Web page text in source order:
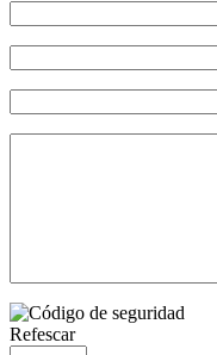
Refescar